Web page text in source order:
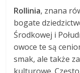
Rollinia, znana
bogate
Środkowej i
owoce te są
smak, ale także